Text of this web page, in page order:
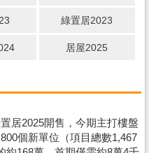
綠置居2023
居屋2025
居2025開售，今期主打樓盤
個新單位（項目總數1,467